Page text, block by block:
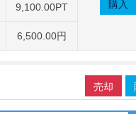
購入
9,100.00PT
6,500.00円
売却